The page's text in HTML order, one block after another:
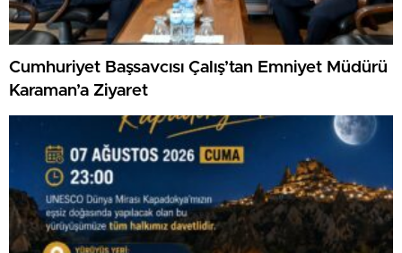
Cumhuriyet Başsavcısı Çalış’tan Emniyet Müdürü
Karaman’a Ziyaret